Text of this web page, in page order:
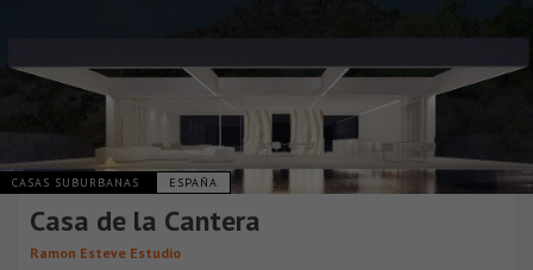
CASAS SUBURBANAS ESPAÑA
Casa de la Cantera
Ramon Esteve Estudio